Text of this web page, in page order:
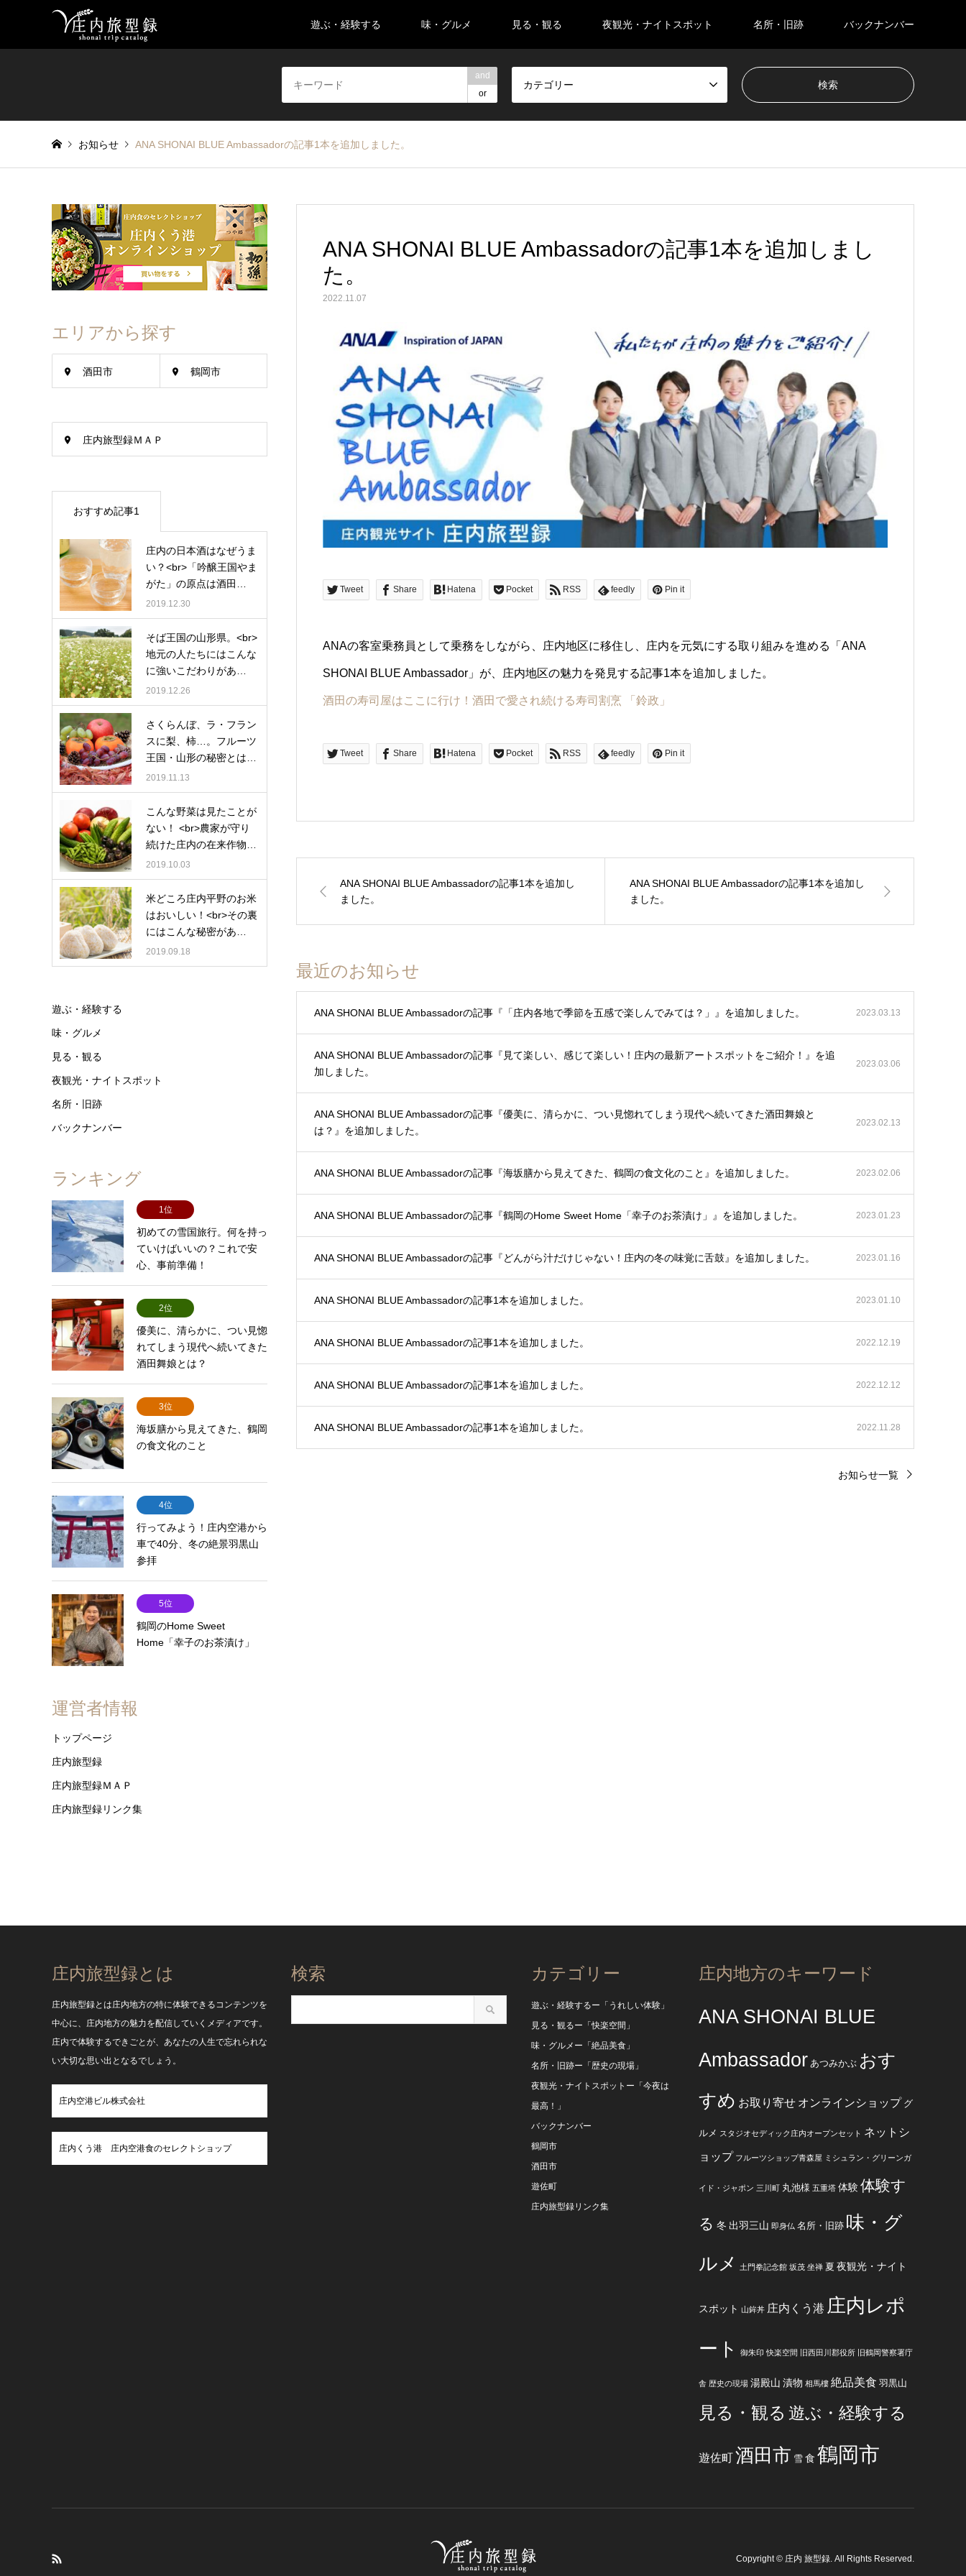
遊ぶ・経験する 味・グルメ 見る・観る 夜観光・ナイトスポット 名所・旧跡 バックナンバー
and
or
カテゴリー
お知らせ ANA SHONAI BLUE Ambassadorの記事1本を追加しました。
ANA SHONAI BLUE Ambassadorの記事1本を追加しまし
た。
2022.11.07
Tweet Share Hatena Pocket RSS feedly Pin it
ANAの客室乗務員として乗務をしながら、庄内地区に移住し、庄内を元気にする取り組みを進める「ANA
SHONAI BLUE Ambassador」が、庄内地区の魅力を発見する記事1本を追加しました。
酒田の寿司屋はここに行け！酒田で愛され続ける寿司割烹 「鈴政」
Tweet Share Hatena Pocket RSS feedly Pin it
ANA SHONAI BLUE Ambassadorの記事1本を追加し
ました。
ANA SHONAI BLUE Ambassadorの記事1本を追加し
ました。
最近のお知らせ
ANA SHONAI BLUE Ambassadorの記事『「庄内各地で季節を五感で楽しんでみては？」』を追加しました。 2023.03.13
ANA SHONAI BLUE Ambassadorの記事『見て楽しい、感じて楽しい！庄内の最新アートスポットをご紹介！』を追
加しました。
2023.03.06
ANA SHONAI BLUE Ambassadorの記事『優美に、清らかに、つい見惚れてしまう現代へ続いてきた酒田舞娘と
は？』を追加しました。
2023.02.13
ANA SHONAI BLUE Ambassadorの記事『海坂膳から見えてきた、鶴岡の食文化のこと』を追加しました。 2023.02.06
ANA SHONAI BLUE Ambassadorの記事『鶴岡のHome Sweet Home「幸子のお茶漬け」』を追加しました。 2023.01.23
ANA SHONAI BLUE Ambassadorの記事『どんがら汁だけじゃない！庄内の冬の味覚に舌鼓』を追加しました。 2023.01.16
ANA SHONAI BLUE Ambassadorの記事1本を追加しました。 2023.01.10
ANA SHONAI BLUE Ambassadorの記事1本を追加しました。 2022.12.19
ANA SHONAI BLUE Ambassadorの記事1本を追加しました。 2022.12.12
ANA SHONAI BLUE Ambassadorの記事1本を追加しました。 2022.11.28
お知らせ一覧
エリアから探す
酒田市 鶴岡市
庄内旅型録ＭＡＰ
おすすめ記事1
庄内の日本酒はなぜうま
い？<br>「吟醸王国やま
がた」の原点は酒田…
2019.12.30
そば王国の山形県。<br>
地元の人たちにはこんな
に強いこだわりがあ…
2019.12.26
さくらんぼ、ラ・フラン
スに梨、柿…。フルーツ
王国・山形の秘密とは…
2019.11.13
こんな野菜は見たことが
ない！ <br>農家が守り
続けた庄内の在来作物…
2019.10.03
米どころ庄内平野のお米
はおいしい！<br>その裏
にはこんな秘密があ…
2019.09.18
遊ぶ・経験する
味・グルメ
見る・観る
夜観光・ナイトスポット
名所・旧跡
バックナンバー
ランキング
1位
初めての雪国旅行。何を持っ
ていけばいいの？これで安
心、事前準備！
2位
優美に、清らかに、つい見惚
れてしまう現代へ続いてきた
酒田舞娘とは？
3位
海坂膳から見えてきた、鶴岡
の食文化のこと
4位
行ってみよう！庄内空港から
車で40分、冬の絶景羽黒山
参拝
5位
鶴岡のHome Sweet
Home「幸子のお茶漬け」
運営者情報
トップページ
庄内旅型録
庄内旅型録ＭＡＰ
庄内旅型録リンク集
庄内旅型録とは
庄内旅型録とは庄内地方の特に体験できるコンテンツを
中心に、庄内地方の魅力を配信していくメディアです。
庄内で体験するできごとが、あなたの人生で忘れられな
い大切な思い出となるでしょう。
庄内空港ビル株式会社
庄内くう港 庄内空港食のセレクトショップ
検索 カテゴリー
遊ぶ・経験するー「うれしい体験」
見る・観るー「快楽空間」
味・グルメー「絶品美食」
名所・旧跡ー「歴史の現場」
夜観光・ナイトスポットー「今夜は
最高！」
バックナンバー
鶴岡市
酒田市
遊佐町
庄内旅型録リンク集
庄内地方のキーワード
ANA SHONAI BLUE
Ambassador あつみかぶ おす
すめ お取り寄せ オンラインショップ グ
ルメ スタジオセディック庄内オープンセット ネットシ
ョップ フルーツショップ青森屋 ミシュラン・グリーンガ
イド・ジャポン 三川町 丸池様 五重塔 体験体験す
る 冬 出羽三山 即身仏 名所・旧跡 味・グ
ルメ
土門拳記念館 坂茂 坐禅 夏 夜観光・ナイト
スポット 山鉾丼 庄内くう港 庄内レポ
ート
御朱印 快楽空間 旧西田川郡役所 旧鶴岡警察署庁
舎 歴史の現場 湯殿山 漬物 相馬樓 絶品美食 羽黒山
見る・観る 遊ぶ・経験する
遊佐町酒田市 雪 食 鶴岡市
Copyright© 庄内 旅型録. All Rights Reserved.